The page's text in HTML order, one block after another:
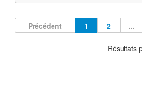
Précédent 1 2 ...
Résultats